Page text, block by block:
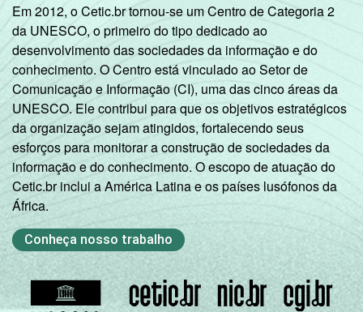
Em 2012, o Cetic.br tornou-se um Centro de Categoria 2
da UNESCO, o primeiro do tipo dedicado ao
desenvolvimento das sociedades da informação e do
conhecimento. O Centro está vinculado ao Setor de
Comunicação e Informação (CI), uma das cinco áreas da
UNESCO. Ele contribui para que os objetivos estratégicos
da organização sejam atingidos, fortalecendo seus
esforços para monitorar a construção de sociedades da
informação e do conhecimento. O escopo de atuação do
Cetic.br inclui a América Latina e os países lusófonos da
África.
Conheça nosso trabalho